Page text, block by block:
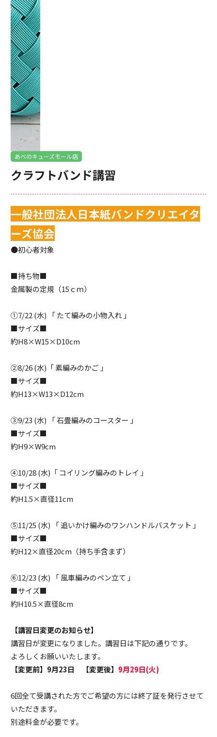
あべのキューズモール店
クラフトバンド講習
一般社団法人日本紙バンドクリエイタ
ーズ協会
●初心者対象
■持ち物■
金属製の定規（15ｃｍ）
①7/22 (水) 「 たて編みの小物入れ 」
■サイズ■
約H8×W15×D10cm
②8/26 (水)「 素編みのかご 」
■サイズ■
約H13×W13×D12cm
③9/23 (水) 「 石畳編みのコースター 」
■サイズ■
約H9×W9cm
④10/28 (水)「 コイリング編みのトレイ 」
■サイズ■
約H1.5×直径11cm
⑤11/25 (水) 「 追いかけ編みのワンハンドルバスケット 」
■サイズ■
約H12×直径20cm（持ち手含まず）
⑥12/23 (水) 「 風車編みのペン立て 」
■サイズ■
約H10.5×直径8cm
【講習日変更のお知らせ】
講習日が変更になりました。講習日は下記の通りです。
よろしくお願いいたします。
【変更前】9月23日 【変更後】 9月29日(火)
6回全て受講された方でご希望の方には終了証を発行させて
いただきます。
別途料金が必要です。